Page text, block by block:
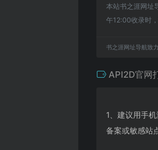
本站书之涯网址
午12:00收录时
书之涯网址导航致
API2D官网
1、建议用手
备案或敏感站